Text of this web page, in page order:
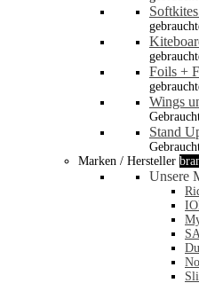
Foils +
Wings
Stand
Marken / Hersteller
Unsere